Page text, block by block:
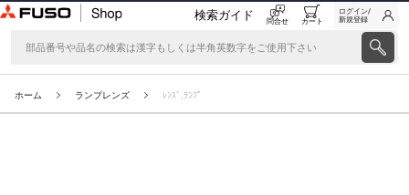
検索ガイド 問合せ カート
ログイン/
新規登録
ホーム ランプレンズ ﾚﾝｽﾞ,ﾗﾝﾌﾟ